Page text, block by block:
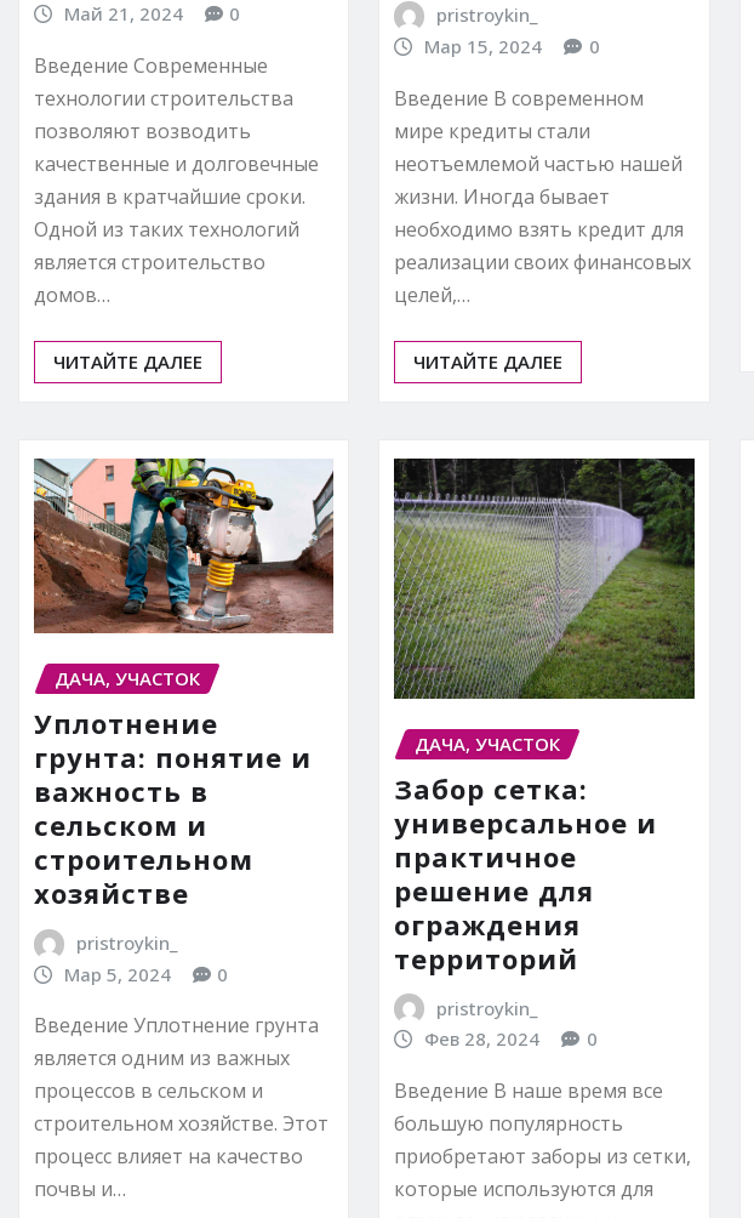
Май 21, 2024
0
Введение Современные
технологии строительства
позволяют возводить
качественные и долговечные
здания в кратчайшие сроки.
Одной из таких технологий
является строительство
домов…
ЧИТАЙТЕ ДАЛЕЕ
pristroykin_
Мар 15, 2024
0
Введение В современном
мире кредиты стали
неотъемлемой частью нашей
жизни. Иногда бывает
необходимо взять кредит для
реализации своих финансовых
целей,…
ЧИТАЙТЕ ДАЛЕЕ
ДАЧА, УЧАСТОК
Уплотнение
грунта: понятие и
важность в
сельском и
строительном
хозяйстве
pristroykin_
Мар 5, 2024
0
Введение Уплотнение грунта
является одним из важных
процессов в сельском и
строительном хозяйстве. Этот
процесс влияет на качество
почвы и…
ДАЧА, УЧАСТОК
Забор сетка:
универсальное и
практичное
решение для
ограждения
территорий
pristroykin_
Фев 28, 2024
0
Введение В наше время все
большую популярность
приобретают заборы из сетки,
которые используются для